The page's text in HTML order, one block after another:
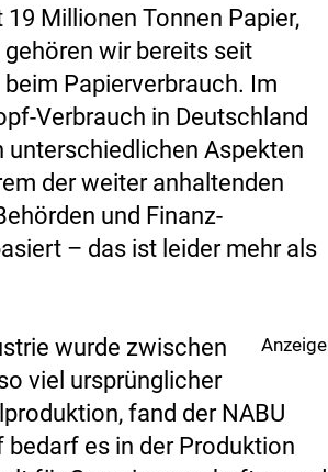
Millionen Tonnen Papier,
wir bereits seit
Papierverbrauch. Im
Verbrauch in Deutschland
unterschiedlichen Aspekten
der weiter anhaltenden
und Finanz-
– das ist leider mehr als
Anzeige
wurde zwischen
viel ursprünglicher
fand der NABU
es in der Produktion